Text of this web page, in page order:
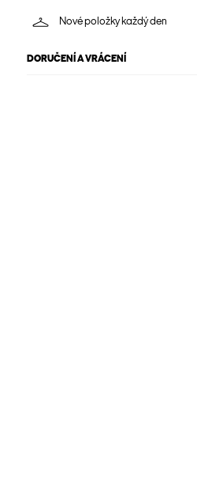
Nové položky každý den
DORUČENÍ A VRÁCENÍ